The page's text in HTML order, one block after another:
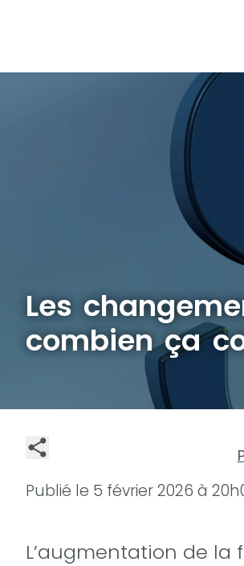
Les
combien ça
Publié le 5 février 2026 à
L’augmentation de la